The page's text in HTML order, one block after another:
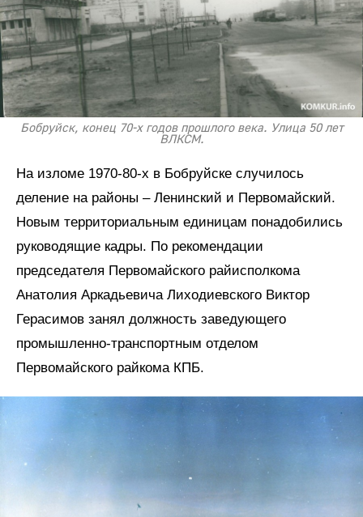
Бобруйск, конец 70-х годов прошлого века. Улица 50 лет
ВЛКСМ.
На изломе 1970-80-х в Бобруйске случилось
деление на районы – Ленинский и Первомайский.
Новым территориальным единицам понадобились
руководящие кадры. По рекомендации
председателя Первомайского райисполкома
Анатолия Аркадьевича Лиходиевского Виктор
Герасимов занял должность заведующего
промышленно-транспортным отделом
Первомайского райкома КПБ.